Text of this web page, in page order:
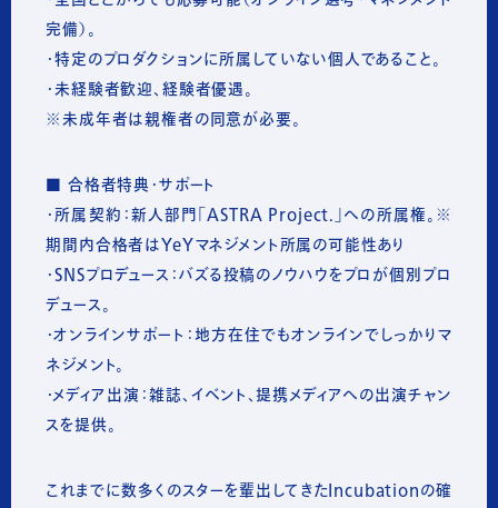
完備）。
・特定のプロダクションに所属していない個人であること。
・未経験者歓迎、経験者優遇。
※未成年者は親権者の同意が必要。
■ 合格者特典・サポート
・所属契約：新人部門「ASTRA Project.」への所属権。※
期間内合格者はYeYマネジメント所属の可能性あり
・SNSプロデュース：バズる投稿のノウハウをプロが個別プロ
デュース。
・オンラインサポート：地方在住でもオンラインでしっかりマ
ネジメント。
・メディア出演：雑誌、イベント、提携メディアへの出演チャン
スを提供。
これまでに数多くのスターを輩出してきたIncubationの確